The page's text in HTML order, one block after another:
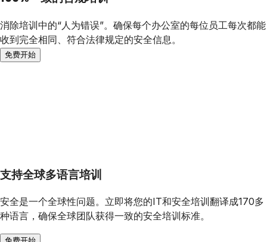
消除培训中的“人为错误”。确保每个办公室的每位员工每次都能
收到完全相同、符合法律规定的安全信息。
免费开始
支持全球多语言培训
安全是一个全球性问题。立即将您的IT和安全培训翻译成170多
种语言，确保全球团队获得一致的安全培训标准。